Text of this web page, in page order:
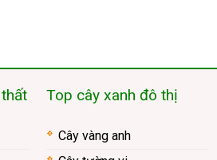
Top cây xanh đô thị
Cây vàng anh